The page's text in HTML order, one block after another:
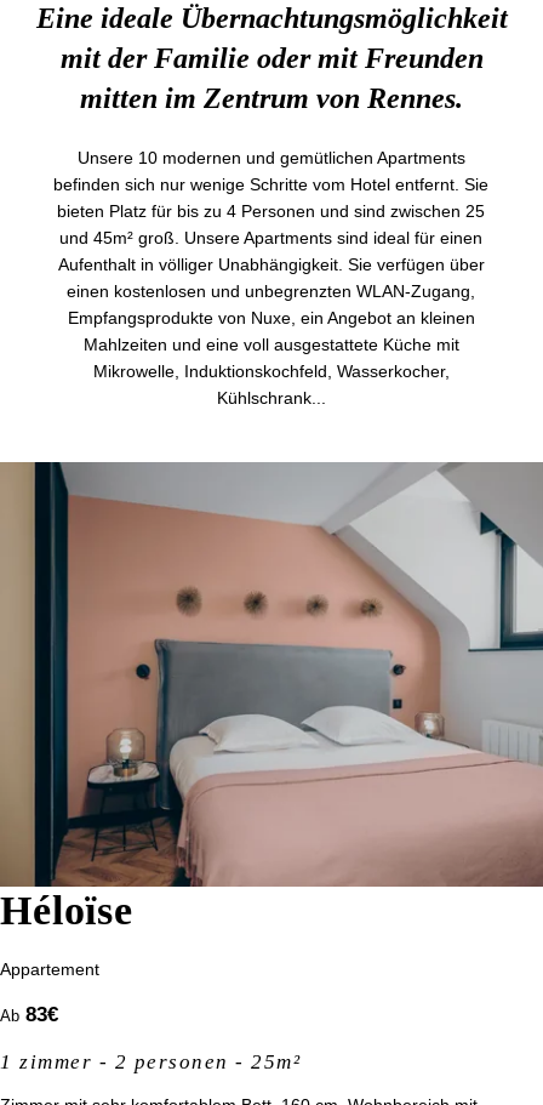
Eine ideale Übernachtungsmöglichkeit
mit der Familie oder mit Freunden
mitten im Zentrum von Rennes.
Unsere 10 modernen und gemütlichen Apartments
befinden sich nur wenige Schritte vom Hotel entfernt. Sie
bieten Platz für bis zu 4 Personen und sind zwischen 25
und 45m² groß. Unsere Apartments sind ideal für einen
Aufenthalt in völliger Unabhängigkeit. Sie verfügen über
einen kostenlosen und unbegrenzten WLAN-Zugang,
Empfangsprodukte von Nuxe, ein Angebot an kleinen
Mahlzeiten und eine voll ausgestattete Küche mit
Mikrowelle, Induktionskochfeld, Wasserkocher,
Kühlschrank...
Héloïse
Appartement
Ab 83€
1 zimmer - 2 personen - 25m²